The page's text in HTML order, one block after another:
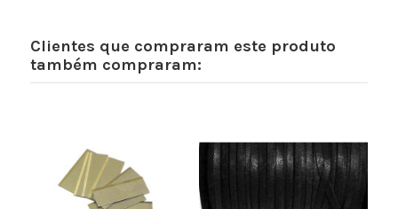
Clientes que compraram este produto
também compraram: